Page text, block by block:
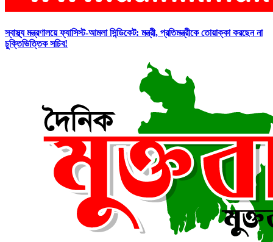
স্বাস্থ্য মন্ত্রণালয়ে ফ্যাসিস্ট-আমলা সিন্ডিকেট: মন্ত্রী, প্রতিমন্ত্রীকে তোয়াক্কা করছেন না
চুক্তিভিত্তিক সচিব!